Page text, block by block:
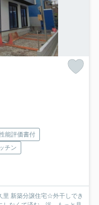
能評価書付
チン
里 新築分譲住宅☆外干しでき